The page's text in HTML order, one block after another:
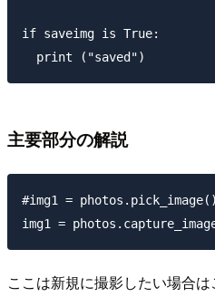
if saveimg is True:
主要部分の解説
#img1 = photos.pick_image()
ここは新規に撮影したい場合